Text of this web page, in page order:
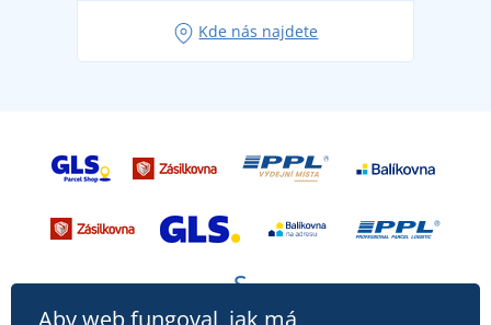
Kde nás najdete
Aby web fungoval, jak má